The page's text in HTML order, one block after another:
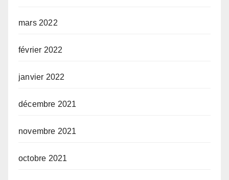
mars 2022
février 2022
janvier 2022
décembre 2021
novembre 2021
octobre 2021